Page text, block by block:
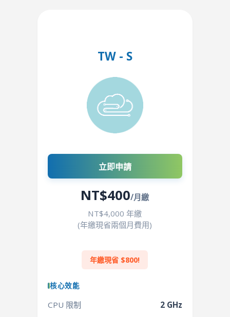
TW - S
立即申請
NT$400/月繳
NT$4,000 年繳
(年繳現省兩個月費用)
年繳現省 $800!
核心效能
CPU 限制
2 GHz